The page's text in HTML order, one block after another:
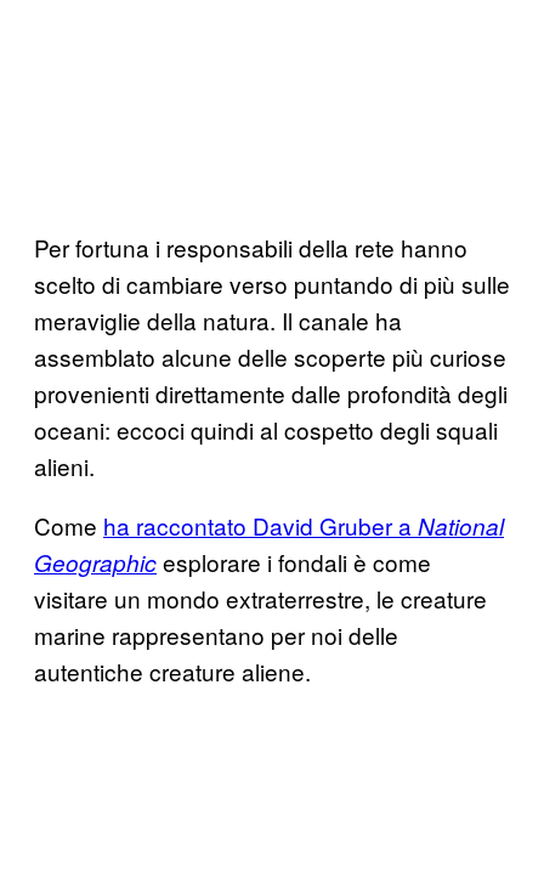
Per fortuna i responsabili della rete hanno
scelto di cambiare verso puntando di più sulle
meraviglie della natura. Il canale ha
assemblato alcune delle scoperte più curiose
provenienti direttamente dalle profondità degli
oceani: eccoci quindi al cospetto degli squali
alieni.
Come ha raccontato David Gruber a National
Geographicesplorare i fondali è come
visitare un mondo extraterrestre, le creature
marine rappresentano per noi delle
autentiche creature aliene.